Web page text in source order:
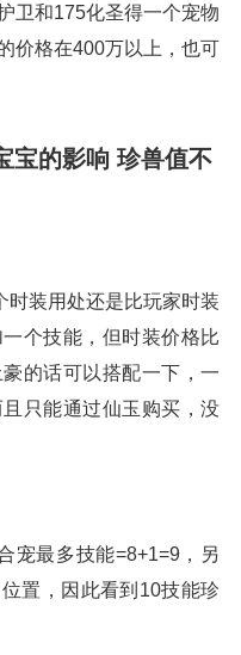
卫和175化圣得一个宠物
价格在400万以上，也可
宝的影响 珍兽值不
时装用处还是比玩家时装
个技能，但时装价格比
的话可以搭配一下，一
只能通过仙玉购买，没
宠最多技能=8+1=9，另
置，因此看到10技能珍